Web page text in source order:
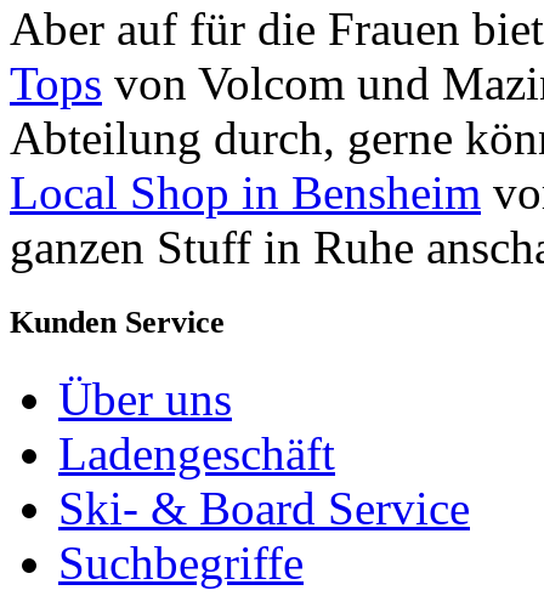
Aber auf für die Frauen
Tops von Volcom und
Abteilung durch, gerne
Local Shop in Bensheim
ganzen Stuff in Ruhe
Kunden Service
Über uns
Ladengeschäft
Ski- & Board Service
Suchbegriffe